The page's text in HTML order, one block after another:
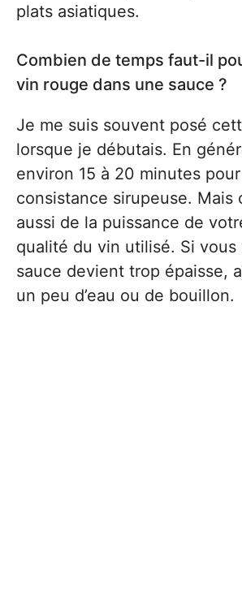
plats asiatiques.
Combien de temps faut-il
vin rouge dans une sauce ?
Je me suis souvent posé
lorsque je débutais. En
environ 15 à 20 minutes
consistance sirupeuse. Mais
aussi de la puissance de
qualité du vin utilisé. Si vous
sauce devient trop épaisse,
un peu d’eau ou de bouillon.